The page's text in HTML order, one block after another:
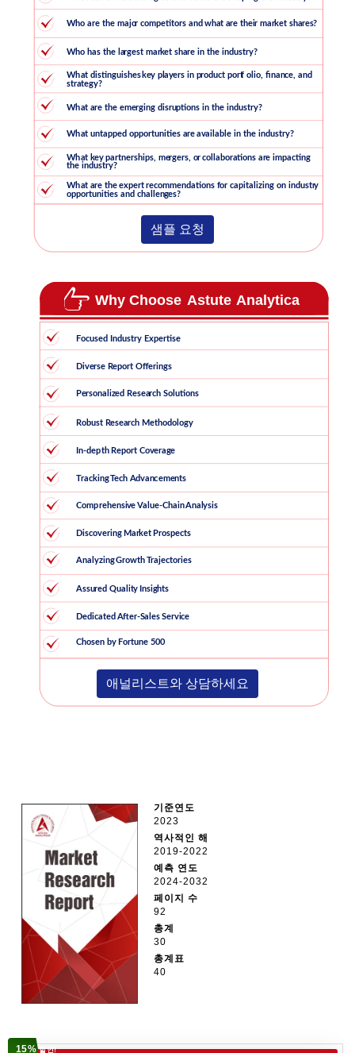
샘플 요청
애널리스트와 상담하세요
기준연도
2023
역사적인 해
2019-2022
예측 연도
2024-2032
페이지 수
92
총계
30
총계표
40
15%할인!